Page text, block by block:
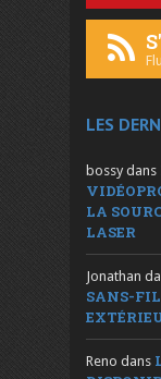
LES
bossy dans
LA
LASER
Jonathan
SANS-
Reno dans